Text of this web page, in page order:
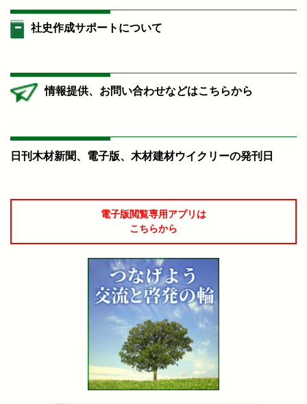
社史作成サポートについて
情報提供、お問い合わせなどはこちらから
日刊木材新聞、電子版、木材建材ウイクリーの発刊日
電子版閲覧専用アプリは
こちらから